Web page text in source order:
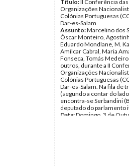
Título:II Conferência das
Organizações
Colónias Portuguesas
Dar-es-Salam
Assunto:Marcelino dos
Óscar Monteiro,
Eduardo Mondlane, M.
Amílcar Cabral, Maria
Fonseca, Tomás
outros, durante a II
Organizações
Colónias Portuguesas
Dar-es-Salam. Na fila de
(segundo a contar do
encontra-se Serbandini
deputado do parlamento
Data:Domingo, 3 de